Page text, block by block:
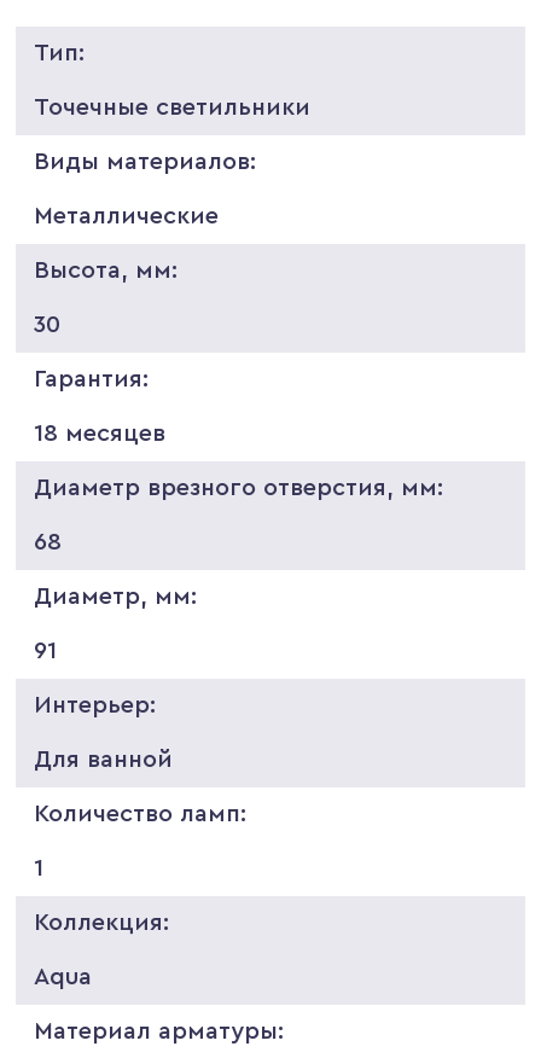
Тип:
Точечные светильники
Виды материалов:
Металлические
Высота, мм:
30
Гарантия:
18 месяцев
Диаметр врезного отверстия, мм:
68
Диаметр, мм:
91
Интерьер:
Для ванной
Количество ламп:
1
Коллекция:
Aqua
Материал арматуры: